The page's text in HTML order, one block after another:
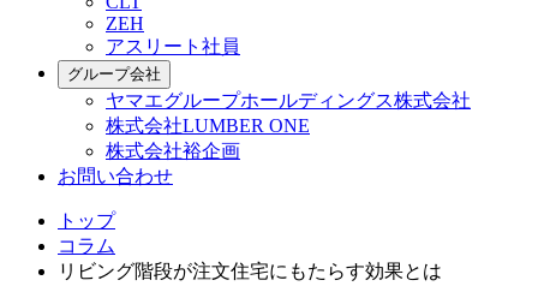
ZEH
アスリート社員
グループ会社
ヤマエグループホールディングス株式会社
株式会社LUMBER ONE
株式会社裕企画
お問い合わせ
トップ
コラム
リビング階段が注文住宅にもたらす効果とは